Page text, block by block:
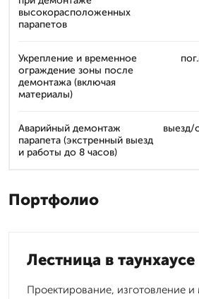
высокорасположенных
парапетов
Укрепление и временное
ограждение зоны после
демонтажа (включая
материалы)
Аварийный демонтаж
парапета (экстренный выезд
и работы до 8 часов)
выезд/
Портфолио
Лестница в таунхаусе
Проектирование, изготовление